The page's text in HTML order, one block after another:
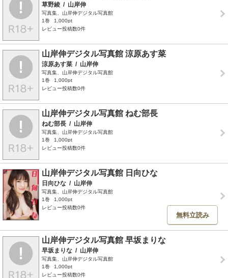
草野綾 / 山岸伸
写真集、山岸伸デジタル写真館
1巻
1,000pt
レビュー投稿数0件
山岸伸デジタル写真館 涼原あす菜
涼原あす菜 / 山岸伸
写真集、山岸伸デジタル写真館
1巻
1,000pt
レビュー投稿数0件
山岸伸デジタル写真館 ねむ部長
ねむ部長 / 山岸伸
写真集、山岸伸デジタル写真館
1巻
1,000pt
レビュー投稿数0件
山岸伸デジタル写真館 日向ひな
日向ひな / 山岸伸
写真集、山岸伸デジタル写真館
1巻
1,000pt
レビュー投稿数0件
無料立読み
山岸伸デジタル写真館 早坂まりな
早坂まりな / 山岸伸
写真集、山岸伸デジタル写真館
1巻
1,000pt
レビュー投稿数0件